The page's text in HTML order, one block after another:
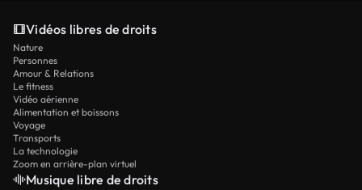
Vidéos libres de droits
Nature
Personnes
Amour & Relations
Le fitness
Vidéo aérienne
Alimentation et boissons
Voyage
Transports
La technologie
Zoom en arrière-plan virtuel
Musique libre de droits